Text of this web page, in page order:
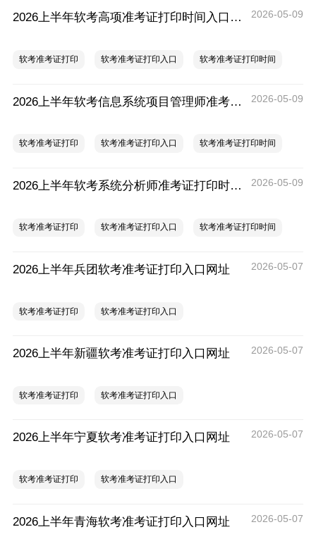
2026上半年软考高项准考证打印时间入口及要求 2026-05-09
软考准考证打印 软考准考证打印入口 软考准考证打印时间
2026上半年软考信息系统项目管理师准考证打印时间入口及要求 2026-05-09
软考准考证打印 软考准考证打印入口 软考准考证打印时间
2026上半年软考系统分析师准考证打印时间入口及要求 2026-05-09
软考准考证打印 软考准考证打印入口 软考准考证打印时间
2026上半年兵团软考准考证打印入口网址 2026-05-07
软考准考证打印 软考准考证打印入口
2026上半年新疆软考准考证打印入口网址 2026-05-07
软考准考证打印 软考准考证打印入口
2026上半年宁夏软考准考证打印入口网址 2026-05-07
软考准考证打印 软考准考证打印入口
2026上半年青海软考准考证打印入口网址 2026-05-07